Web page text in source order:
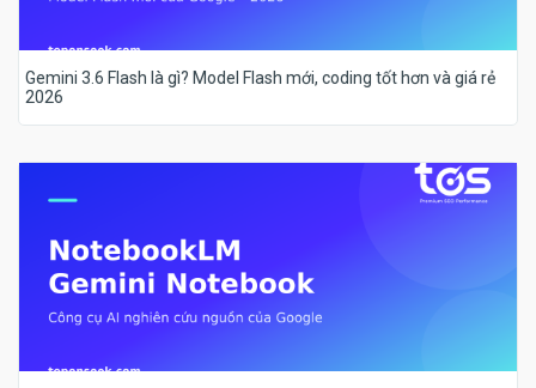
Gemini 3.6 Flash là gì? Model Flash mới, coding tốt hơn và giá rẻ
2026